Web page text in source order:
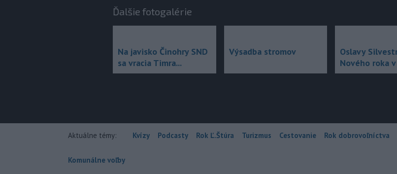
Ďalšie fotogalérie
Na javisko Činohry SND
sa vracia Timra...
Výsadba stromov
Oslavy
Nového roka v
Aktuálne témy: Kvízy Podcasty Rok Ľ.Štúra Turizmus Cestovanie Rok dobrovoľníctva
Komunálne voľby